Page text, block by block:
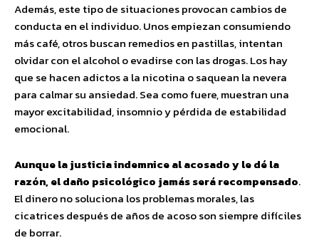
Además, este tipo de situaciones provocan cambios de
conducta en el individuo. Unos empiezan consumiendo
más café, otros buscan remedios en pastillas, intentan
olvidar con el alcohol o evadirse con las drogas. Los hay
que se hacen adictos a la nicotina o saquean la nevera
para calmar su ansiedad. Sea como fuere, muestran una
mayor excitabilidad, insomnio y pérdida de estabilidad
emocional.
Aunque la justicia indemnice al acosado y le dé la
razón, el daño psicológico jamás será recompensado.
El dinero no soluciona los problemas morales, las
cicatrices después de años de acoso son siempre difíciles
de borrar.